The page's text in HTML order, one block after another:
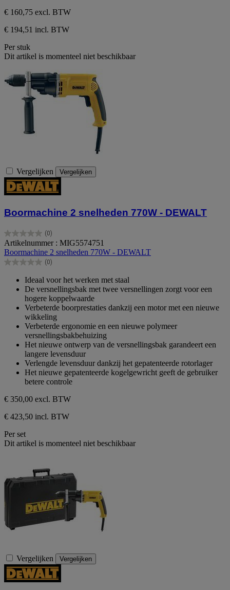
€ 160,75 excl. BTW
€ 194,51 incl. BTW
Per stuk
Dit artikel is momenteel niet beschikbaar
Vergelijken Vergelijken
Boormachine 2 snelheden 770W - DEWALT
(0)
0.0
van
de
5
Artikelnummer : MIG5574751
Boormachine 2 snelheden 770W - DEWALT
(0)
0.0
sterren.
Ideaal voor het werken met staal
De versnellingsbak met twee versnellingen zorgt voor een
hogere koppelwaarde
Verbeterde boorprestaties dankzij een motor met een nieuwe
wikkeling
Verbeterde ergonomie en een nieuwe polymeer
versnellingsbakbehuizing
Het nieuwe ontwerp van de versnellingsbak garandeert een
langere levensduur
Verlengde levensduur dankzij het gepatenteerde rotorlager
Het nieuwe gepatenteerde kogelgewricht geeft de gebruiker
betere controle
€ 350,00 excl. BTW
€ 423,50 incl. BTW
Per set
Dit artikel is momenteel niet beschikbaar
Vergelijken Vergelijken